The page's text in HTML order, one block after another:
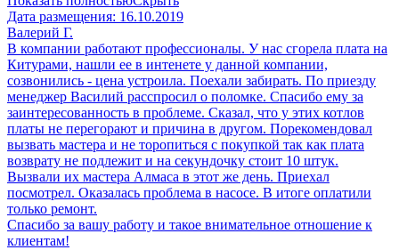
Дата размещения: 16.10.2019
Валерий Г.
В компании работают профессионалы. У нас сгорела плата на
Китурами, нашли ее в интенете у данной компании,
созвонились - цена устроила. Поехали забирать. По приезду
менеджер Василий расспросил о поломке. Спасибо ему за
заинтересованность в проблеме. Сказал, что у этих котлов
платы не перегорают и причина в другом. Порекомендовал
вызвать мастера и не торопиться с покупкой так как плата
возврату не подлежит и на секундочку стоит 10 штук.
Вызвали их мастера Алмаса в этот же день. Приехал
посмотрел. Оказалась проблема в насосе. В итоге оплатили
только ремонт.
Спасибо за вашу работу и такое внимательное отношение к
клиентам!